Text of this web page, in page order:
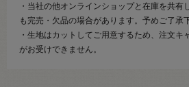
・当社の他オンラインショップと在庫を共有
も完売・欠品の場合があります。予めご了承
・生地はカットしてご用意するため、注文キ
がお受けできません。